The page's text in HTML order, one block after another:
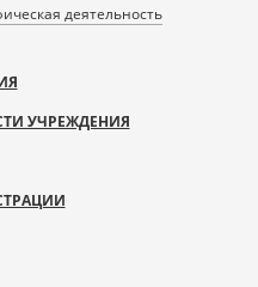
деятельность
УЧРЕЖДЕНИЯ